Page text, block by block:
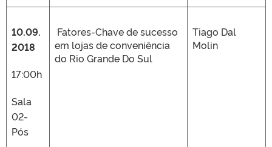
10.09.
2018
17:00h
Sala
02-
Pós
Fatores-Chave de sucesso
em lojas de conveniência
do Rio Grande Do Sul
Tiago Dal
Molin